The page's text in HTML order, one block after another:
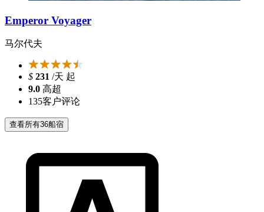
Emperor Voyager
马尔代夫
$ 231 /天 起
9.0 高超
135客户评论
查看所有36船宿